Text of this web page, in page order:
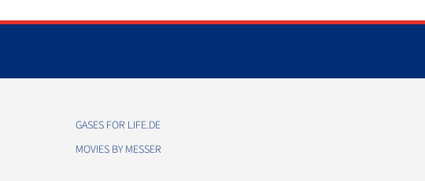
GASES FOR LIFE.DE
MOVIES BY MESSER